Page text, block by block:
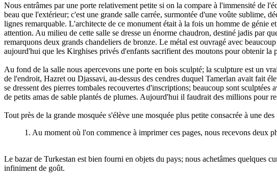
Nous entrâmes par une porte relativement petite si on la compare à l'immensité de
beau que l'extérieur; c'est une grande salle carrée, surmontée d'une voûte sublime,
lignes remarquable. L'architecte de ce monument était à la fois un homme de génie
attention. Au milieu de cette salle se dresse un énorme chaudron, destiné jadis par
remarquons deux grands chandeliers de bronze. Le métal est ouvragé avec
aujourd'hui que les Kirghises privés d'enfants sacrifient des moutons pour obtenir la
Au fond de la salle nous apercevons une porte en bois sculpté; la sculpture est un
de l'endroit, Hazret ou Djassavi, au-dessus des cendres duquel Tamerlan avait fait
se dressent des pierres tombales recouvertes d'inscriptions; beaucoup sont
de petits amas de sable plantés de plumes. Aujourd'hui il faudrait des millions pour
Tout près de la grande mosquée s'élève une mosquée plus petite consacrée à une
1. Au moment où l'on commence à imprimer ces pages, nous recevons deux
Le bazar de Turkestan est bien fourni en objets du pays; nous achetâmes quelques
infiniment de goût.